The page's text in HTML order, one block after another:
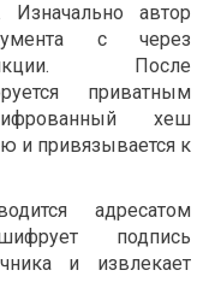
Изначально автор
с через
После
приватным
хеш
и привязывается к
адресатом
подпись
и извлекает